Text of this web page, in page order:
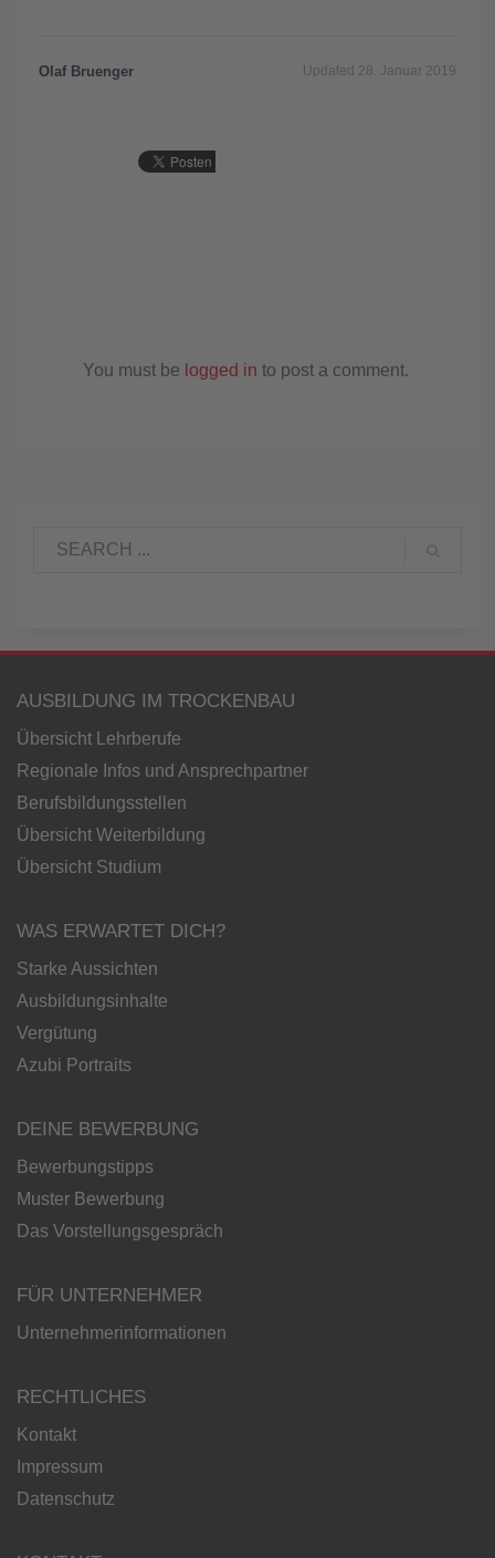
Olaf Bruenger Updated 28. Januar 2019
You must be logged in to post a comment.
AUSBILDUNG IM TROCKENBAU
Übersicht Lehrberufe
Regionale Infos und Ansprechpartner
Berufsbildungsstellen
Übersicht Weiterbildung
Übersicht Studium
WAS ERWARTET DICH?
Starke Aussichten
Ausbildungsinhalte
Vergütung
Azubi Portraits
DEINE BEWERBUNG
Bewerbungstipps
Muster Bewerbung
Das Vorstellungsgespräch
FÜR UNTERNEHMER
Unternehmerinformationen
RECHTLICHES
Kontakt
Impressum
Datenschutz